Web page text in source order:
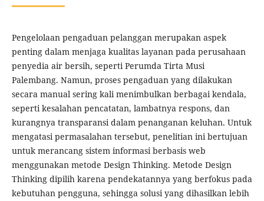
Pengelolaan pengaduan pelanggan merupakan aspek
penting dalam menjaga kualitas layanan pada perusahaan
penyedia air bersih, seperti Perumda Tirta Musi
Palembang. Namun, proses pengaduan yang dilakukan
secara manual sering kali menimbulkan berbagai kendala,
seperti kesalahan pencatatan, lambatnya respons, dan
kurangnya transparansi dalam penanganan keluhan. Untuk
mengatasi permasalahan tersebut, penelitian ini bertujuan
untuk merancang sistem informasi berbasis web
menggunakan metode Design Thinking. Metode Design
Thinking dipilih karena pendekatannya yang berfokus pada
kebutuhan pengguna, sehingga solusi yang dihasilkan lebih